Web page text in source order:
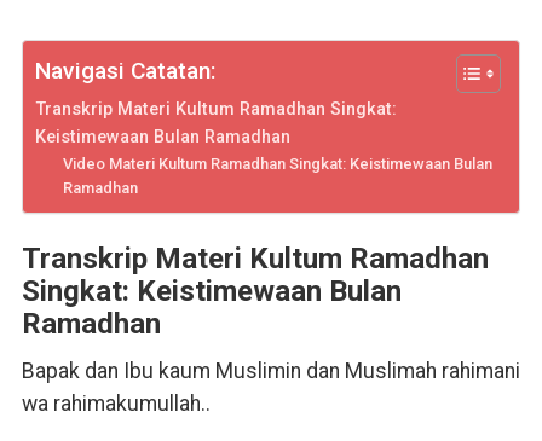
Navigasi Catatan:
Transkrip Materi Kultum Ramadhan Singkat:
Keistimewaan Bulan Ramadhan
Video Materi Kultum Ramadhan Singkat: Keistimewaan Bulan
Ramadhan
Transkrip Materi Kultum Ramadhan
Singkat: Keistimewaan Bulan
Ramadhan
Bapak dan Ibu kaum Muslimin dan Muslimah rahimani
wa rahimakumullah..